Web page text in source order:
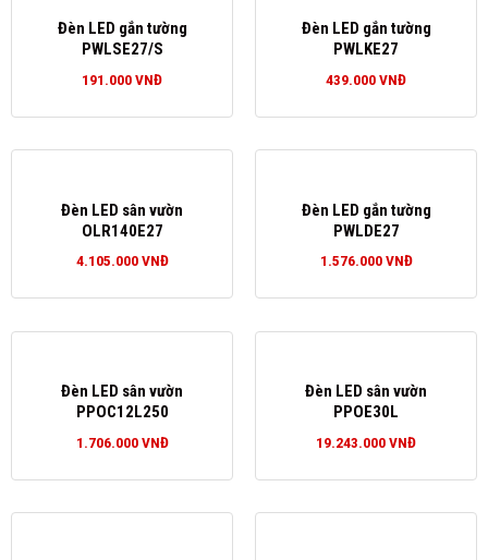
Đèn LED gắn tường
PWLSE27/S
191.000VNĐ
Đèn LED gắn tường
PWLKE27
439.000VNĐ
Đèn LED sân vườn
OLR140E27
4.105.000VNĐ
Đèn LED gắn tường
PWLDE27
1.576.000VNĐ
Đèn LED sân vườn
PPOC12L250
1.706.000VNĐ
Đèn LED sân vườn
PPOE30L
19.243.000VNĐ